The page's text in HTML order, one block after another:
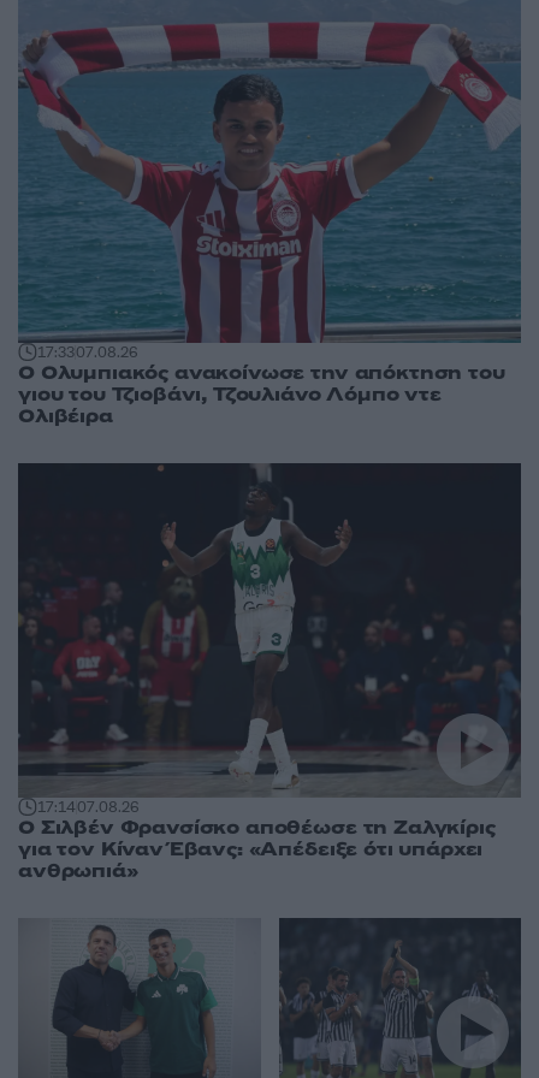
17:3307.08.26
Ο Ολυμπιακός ανακοίνωσε την απόκτηση του
γιου του Τζιοβάνι, Τζουλιάνο Λόμπο ντε
Ολιβέιρα
17:1407.08.26
Ο Σιλβέν Φρανσίσκο αποθέωσε τη Ζαλγκίρις
για τον Κίναν Έβανς: «Απέδειξε ότι υπάρχει
ανθρωπιά»